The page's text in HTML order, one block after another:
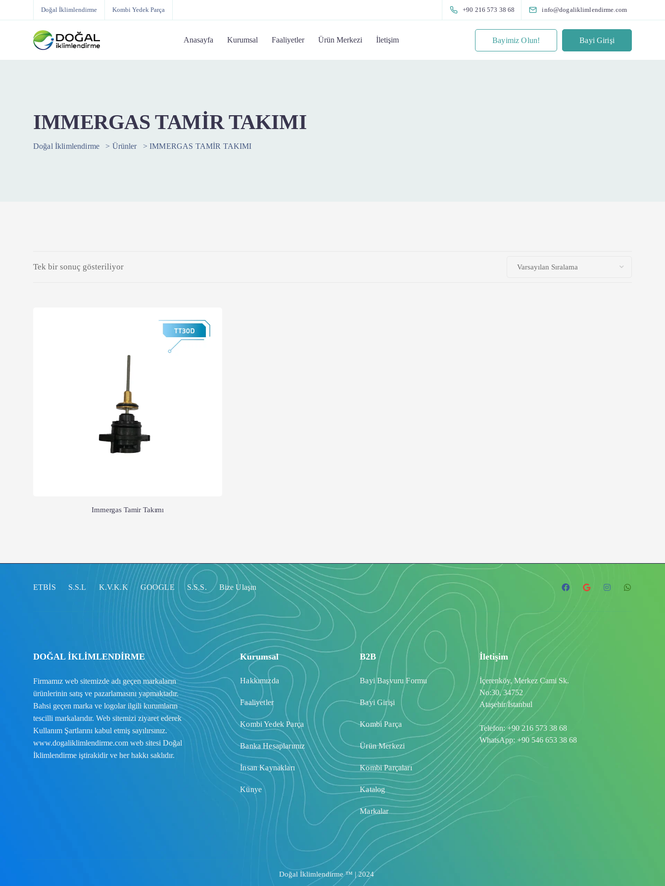
Doğal İklimlendirme Kombi Yedek Parça +90 216 573 38 68 info@dogaliklimlendirme.com
Anasayfa Kurumsal Faaliyetler Ürün Merkezi İletişim Bayimiz Olun! Bayi Girişi
IMMERGAS TAMİR TAKIMI
Doğal İklimlendirme > Ürünler >IMMERGAS TAMİR TAKIMI
Tek bir sonuç gösteriliyor
Immergas Tamir Takımı
ETBİS S.S.L K.V.K.K GOOGLE S.S.S. Bize Ulaşın
DOĞAL İKLİMLENDİRME
Firmamız web sitemizde adı geçen markaların
ürünlerinin satış ve pazarlamasını yapmaktadır.
Bahsi geçen marka ve logolar ilgili kurumların
tescilli markalarıdır. Web sitemizi ziyaret ederek
Kullanım Şartlarını kabul etmiş sayılırsınız.
www.dogaliklimlendirme.com web sitesi Doğal
İklimlendirme iştirakidir ve her hakkı saklıdır.
Kurumsal
Hakkımızda
Faaliyetler
Kombi Yedek Parça
Banka Hesaplarımız
İnsan Kaynakları
Künye
B2B
Bayi Başvuru Formu
Bayi Girişi
Kombi Parça
Ürün Merkezi
Kombi Parçaları
Katalog
Markalar
İletişim
İçerenköy, Merkez Cami Sk.
No:30, 34752
Ataşehir/İstanbul
Telefon:+90 216 573 38 68
WhatsApp:+90 546 653 38 68
Doğal İklimlendirme ™ | 2024